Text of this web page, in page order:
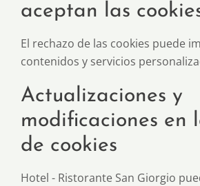
aceptan las
El rechazo de las cookies puede
contenidos y servicios
Actualizaciones y
modificaciones en
de cookies
Hotel - Ristorante San Giorgio